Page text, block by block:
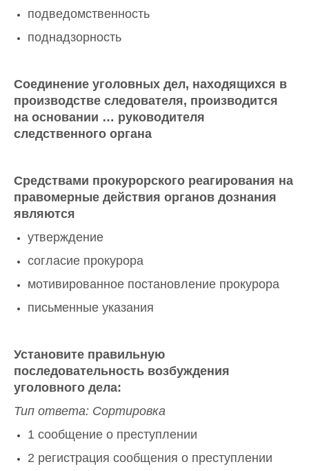
подведомственность
поднадзорность
Соединение уголовных дел, находящихся в
производстве следователя, производится
на основании … руководителя
следственного органа
Средствами прокурорского реагирования на
правомерные действия органов дознания
являются
утверждение
согласие прокурора
мотивированное постановление прокурора
письменные указания
Установите правильную
последовательность возбуждения
уголовного дела:
Тип ответа: Сортировка
1 сообщение о преступлении
2 регистрация сообщения о преступлении